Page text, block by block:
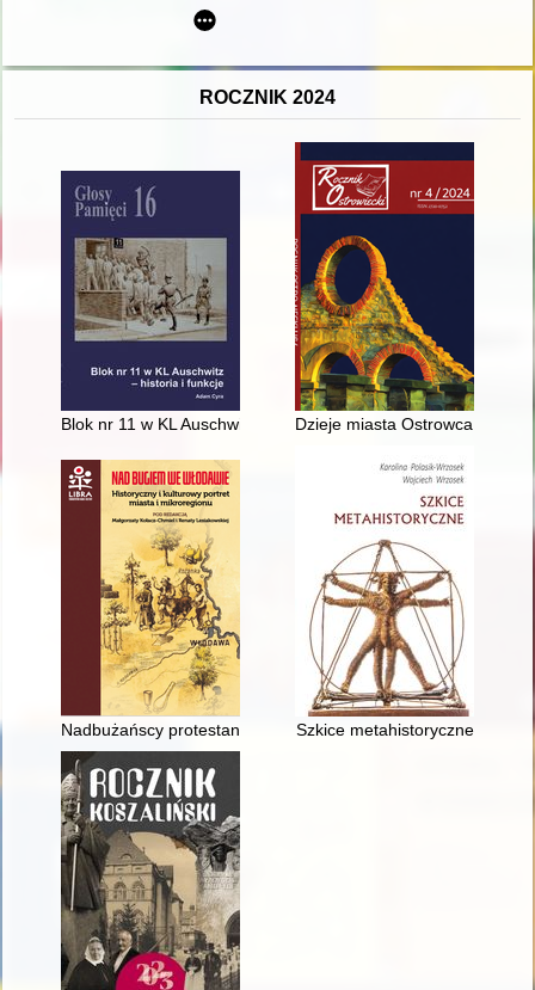
ROCZNIK 2024
Blok nr 11 w KL Auschwitz : historia i funkcje
Dzieje miasta Ostrowca
Nadbużańscy protestanci w XIX i XX wiekuSzkice metahistoryczne